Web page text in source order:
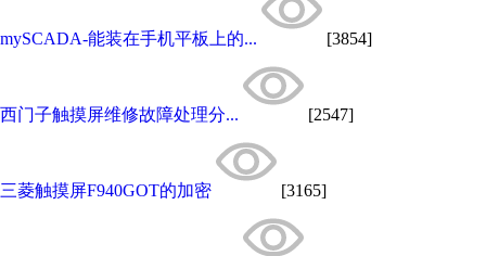
mySCADA-能装在手机平板上的... [3854]
西门子触摸屏维修故障处理分... [2547]
三菱触摸屏F940GOT的加密 [3165]